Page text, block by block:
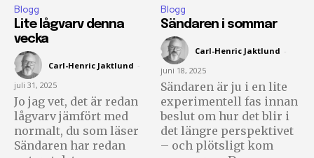
Ladda ner som PDF
Blogg
Lite lågvarv denna
vecka
Carl-Henric Jaktlund -
juli 31, 2025
Jo jag vet, det är redan
lågvarv jämfört med
normalt, du som läser
Sändaren har redan
Blogg
Sändaren i sommar
Carl-Henric Jaktlund -
juni 18, 2025
Sändaren är ju i en lite
experimentell fas innan
beslut om hur det blir i
det längre perspektivet
– och plötsligt kom